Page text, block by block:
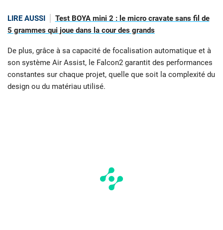
LIRE AUSSI
Test BOYA mini 2 : le micro cravate sans fil de
5 grammes qui joue dans la cour des grands
De plus, grâce à sa capacité de focalisation automatique et à
son système Air Assist, le Falcon2 garantit des performances
constantes sur chaque projet, quelle que soit la complexité du
design ou du matériau utilisé.